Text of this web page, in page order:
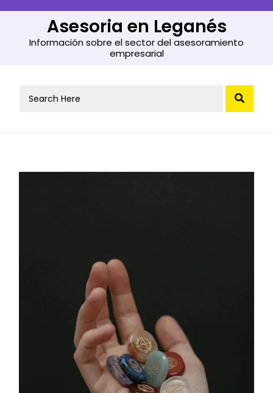
content
Asesoria en Leganés
Información sobre el sector del asesoramiento
empresarial
for: